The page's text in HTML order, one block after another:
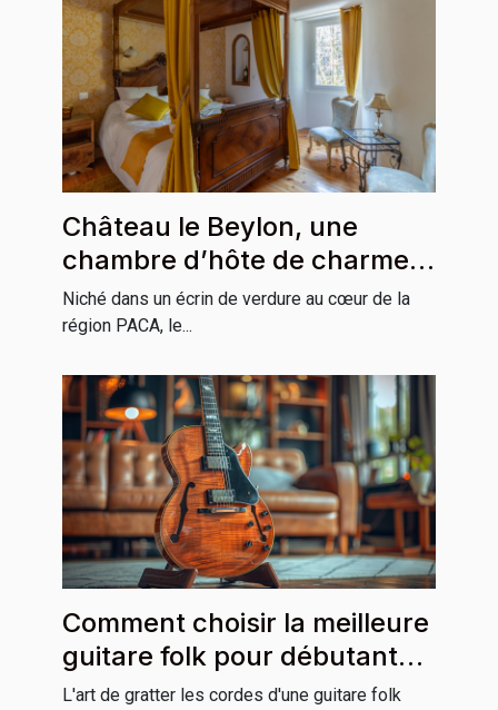
Château le Beylon, une
chambre d’hôte de charme
incontournable en région
PACA
Niché dans un écrin de verdure au cœur de la
région PACA, le...
Comment choisir la meilleure
guitare folk pour débutants
et professionnels
L'art de gratter les cordes d'une guitare folk